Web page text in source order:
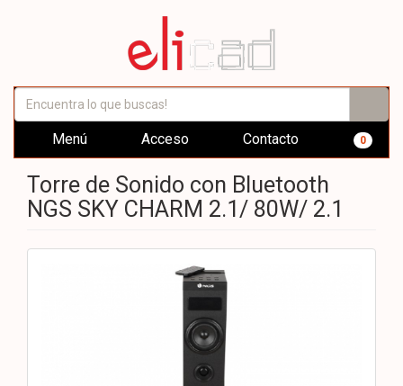
Menú Acceso Contacto 0
Torre de Sonido con Bluetooth
NGS SKY CHARM 2.1/ 80W/ 2.1